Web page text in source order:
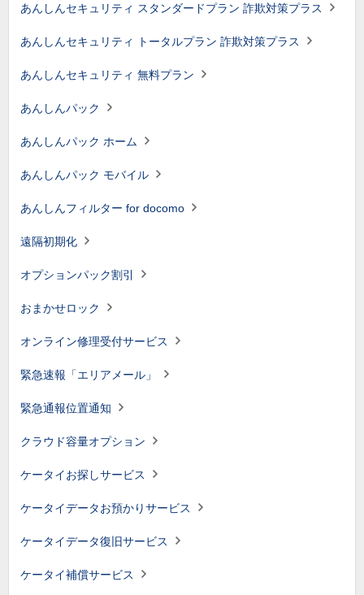
あんしんセキュリティ スタンダードプラン 詐欺対策プラス
あんしんセキュリティ トータルプラン 詐欺対策プラス
あんしんセキュリティ 無料プラン
あんしんパック
あんしんパック ホーム
あんしんパック モバイル
あんしんフィルター for docomo
遠隔初期化
オプションパック割引
おまかせロック
オンライン修理受付サービス
緊急速報「エリアメール」
緊急通報位置通知
クラウド容量オプション
ケータイお探しサービス
ケータイデータお預かりサービス
ケータイデータ復旧サービス
ケータイ補償サービス